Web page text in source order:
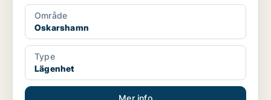
Område
Oskarshamn
Type
Lägenhet